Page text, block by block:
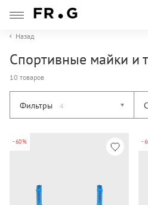
Назад
Спортивные майки и
10 товаров
Фильтры 4
-60% -